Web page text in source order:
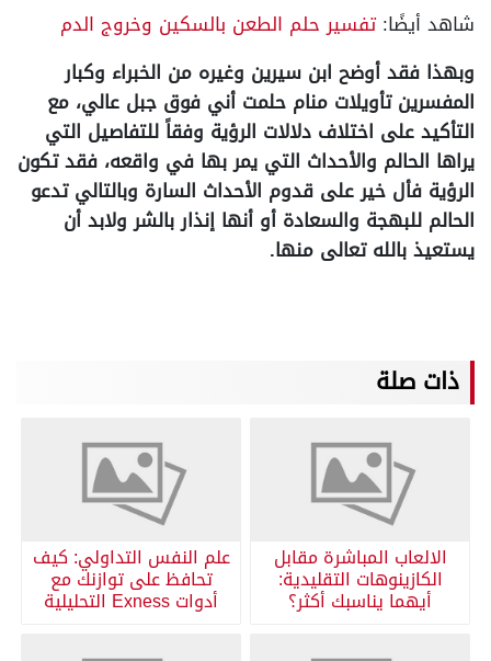
شاهد أيضًا:تفسير حلم الطعن بالسكين وخروج الدم
وبهذا فقد أوضح ابن سيرين وغيره من الخبراء وكبار
المفسرين تأويلات منام حلمت أني فوق جبل عالي، مع
التأكيد على اختلاف دلالات الرؤية وفقاً للتفاصيل التي
يراها الحالم والأحداث التي يمر بها في واقعه، فقد تكون
الرؤية فأل خير على قدوم الأحداث السارة وبالتالي تدعو
الحالم للبهجة والسعادة أو أنها إنذار بالشر ولابد أن
يستعيذ بالله تعالى منها.
ذات صلة
الالعاب المباشرة مقابل
الكازينوهات التقليدية:
أيهما يناسبك أكثر؟
علم النفس التداولي: كيف
تحافظ على توازنك مع
أدوات Exness التحليلية